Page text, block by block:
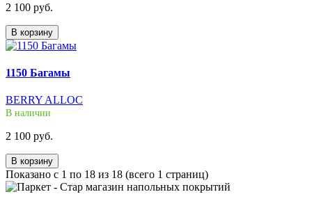
2 100 руб.
В корзину
1150 Багамы
BERRY ALLOC
В наличии
2 100 руб.
В корзину
Показано с 1 по 18 из 18 (всего 1 страниц)